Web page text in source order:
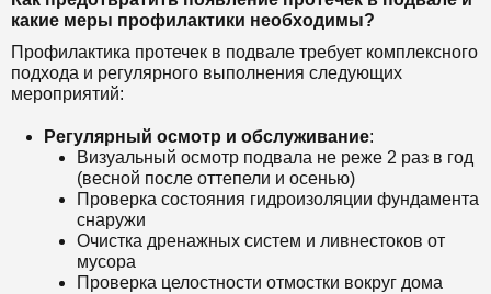
какие меры профилактики необходимы?
Профилактика протечек в подвале требует комплексного
подхода и регулярного выполнения следующих
мероприятий:
Регулярный осмотр и обслуживание:
Визуальный осмотр подвала не реже 2 раз в год
(весной после оттепели и осенью)
Проверка состояния гидроизоляции фундамента
снаружи
Очистка дренажных систем и ливнестоков от
мусора
Проверка целостности отмостки вокруг дома